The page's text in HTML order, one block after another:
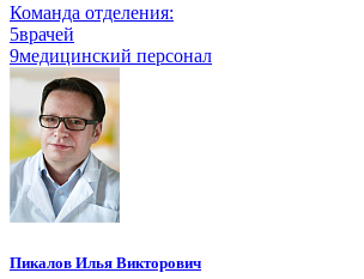
Команда отделения:
5врачей
9медицинский персонал
Пикалов Илья Викторович